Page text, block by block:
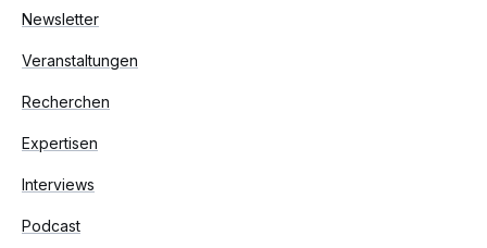
Newsletter
Veranstaltungen
Recherchen
Expertisen
Interviews
Podcast